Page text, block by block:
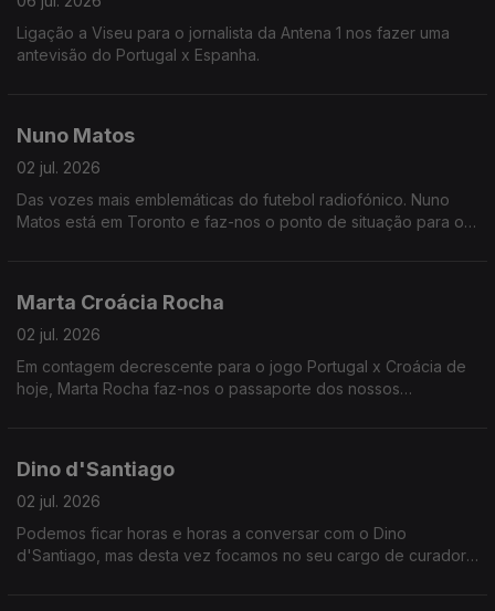
Ligação a Viseu para o jornalista da Antena 1 nos fazer uma
antevisão do Portugal x Espanha.
Nuno Matos
02 jul. 2026
Das vozes mais emblemáticas do futebol radiofónico. Nuno
Matos está em Toronto e faz-nos o ponto de situação para o
Marta Croácia Rocha
02 jul. 2026
Em contagem decrescente para o jogo Portugal x Croácia de
hoje, Marta Rocha faz-nos o passaporte dos nossos
Dino d'Santiago
02 jul. 2026
Podemos ficar horas e horas a conversar com o Dino
d'Santiago, mas desta vez focamos no seu cargo de curador